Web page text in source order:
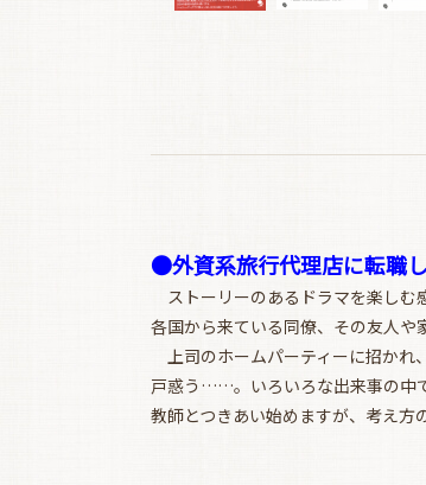
●外資系旅行代理店に転職
ストーリーのあるドラマを楽しむ
各国から来ている同僚、その友人や
上司のホームパーティーに招かれ
戸惑う……。いろいろな出来事の中
教師とつきあい始めますが、考え方